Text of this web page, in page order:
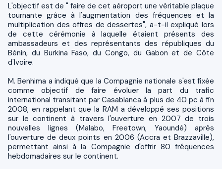
L'objectif est de " faire de cet aéroport une véritable plaque
tournante grâce à l'augmentation des fréquences et la
multiplication des offres de dessertes", a-t-il expliqué lors
de cette cérémonie à laquelle étaient présents des
ambassadeurs et des représentants des républiques du
Bénin, du Burkina Faso, du Congo, du Gabon et de Côte
d'Ivoire.
M. Benhima a indiqué que la Compagnie nationale s'est fixée
comme objectif de faire évoluer la part du trafic
international transitant par Casablanca à plus de 40 pc à fin
2008, en rappelant que la RAM a développé ses positions
sur le continent à travers l'ouverture en 2007 de trois
nouvelles lignes (Malabo, Freetown, Yaoundé) après
l'ouverture de deux points en 2006 (Accra et Brazzaville),
permettant ainsi à la Compagnie d'offrir 80 fréquences
hebdomadaires sur le continent.